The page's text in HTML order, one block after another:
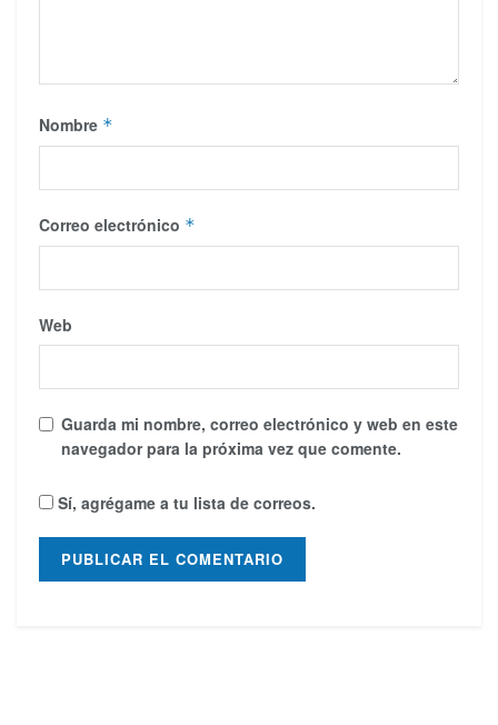
Nombre *
Correo electrónico *
Web
Guarda mi nombre, correo electrónico y web en este
navegador para la próxima vez que comente.
Sí, agrégame a tu lista de correos.